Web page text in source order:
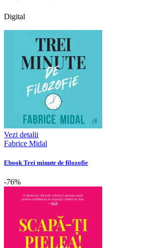
Digital
Vezi detalii
Fabrice Midal
Ebook Trei minute de filozofie
-76%